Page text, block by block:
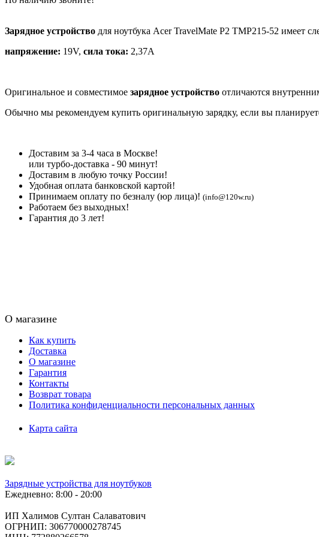
Зарядное устройство для ноутбука Acer TravelMate P2 TMP215-52 имеет
напряжение: 19V, сила тока: 2,37A
Оригинальное и совместимое зарядное устройство отличаются
Обычно мы рекомендуем купить оригинальную зарядку, если вы
Доставим за 3-4 часа в Москве!
или турбо-доставка - 90 минут!
Доставим в любую точку России!
Удобная оплата банковской картой!
Принимаем оплату по безналу (юр лица)! (info@120w.ru)
Работаем без выходных!
Гарантия до 3 лет!
О магазине
Как купить
Доставка
О магазине
Гарантия
Контакты
Возврат товара
Политика конфиденциальности персональных данных
Карта сайта
Зарядные устройства для ноутбуков
Ежедневно: 8:00 - 20:00
ИП Халимов Султан Салаватович
ОГРНИП: 306770000278745